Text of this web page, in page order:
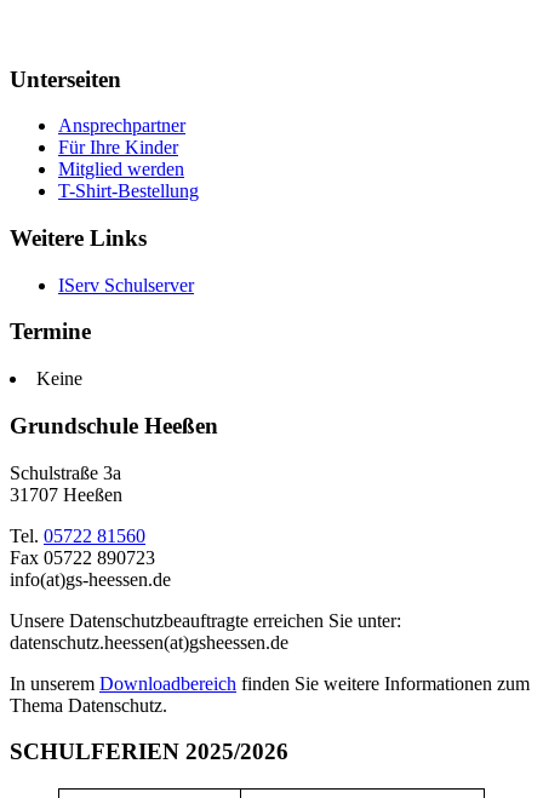
Unterseiten
Ansprechpartner
Für Ihre Kinder
Mitglied werden
T-Shirt-Bestellung
Weitere Links
IServ Schulserver
Termine
Keine
Grundschule Heeßen
Schulstraße 3a
31707 Heeßen
Tel. 05722 81560
Fax 05722 890723
info(at)gs-heessen.de
Unsere Datenschutzbeauftragte erreichen Sie unter:
datenschutz.heessen(at)gsheessen.de
In unserem Downloadbereich finden Sie weitere Informationen zum
Thema Datenschutz.
SCHULFERIEN 2025/2026